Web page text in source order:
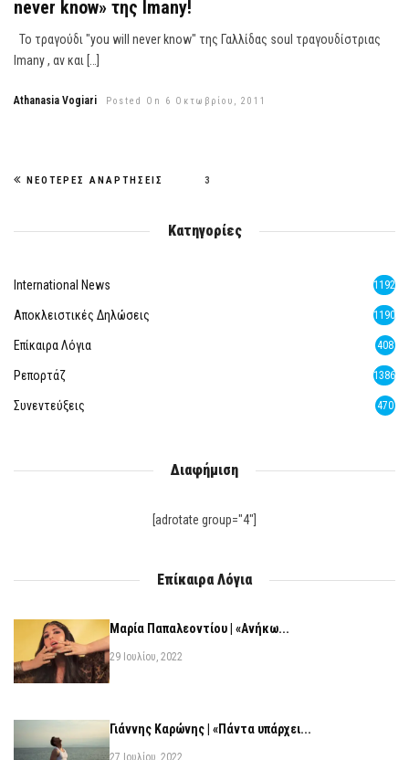
never know» της Imany!
Το τραγούδι "you will never know" της Γαλλίδας soul τραγουδίστριας
Imany , αν και […]
Athanasia Vogiari Posted On 6 Οκτωβρίου, 2011
3
ΝΕΌΤΕΡΕΣ ΑΝΑΡΤΉΣΕΙΣ
Κατηγορίες
International News 1192
Αποκλειστικές Δηλώσεις 1190
Επίκαιρα Λόγια 408
Ρεπορτάζ 1386
Συνεντεύξεις 470
Διαφήμιση
[adrotate group="4"]
Επίκαιρα Λόγια
Μαρία Παπαλεοντίου | «Ανήκω...
29 Ιουλίου, 2022
Γιάννης Καρώνης | «Πάντα υπάρχει...
27 Ιουλίου, 2022